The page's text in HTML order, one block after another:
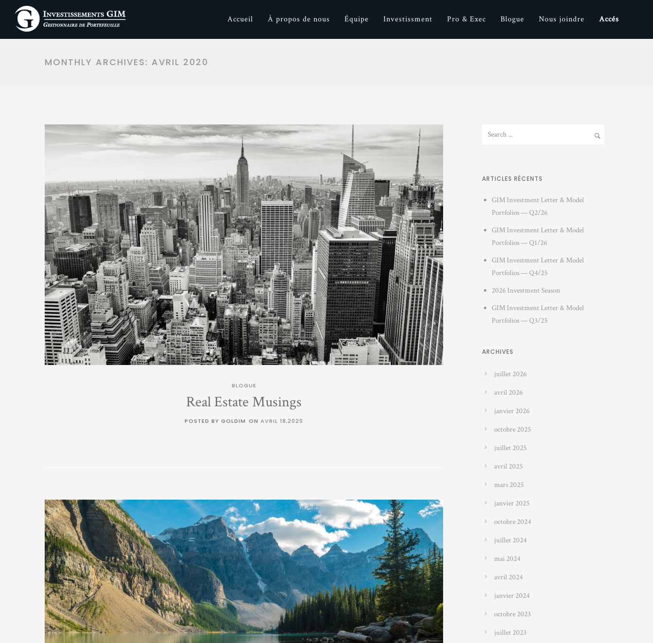
Accueil À propos de nous Équipe Investissment Pro & Exec Blogue Nous joindre Accés
MONTHLY ARCHIVES: AVRIL 2020
BLOGUE
Real Estate Musings
POSTED BY GOLDIM ON AVRIL 18,2020
ARTICLES RÉCENTS
GIM Investment Letter & Model
Portfolios — Q2/26
GIM Investment Letter & Model
Portfolios — Q1/26
GIM Investment Letter & Model
Portfolios — Q4/25
2026 Investment Season
GIM Investment Letter & Model
Portfolios — Q3/25
ARCHIVES
juillet 2026
avril 2026
janvier 2026
octobre 2025
juillet 2025
avril 2025
mars 2025
janvier 2025
octobre 2024
juillet 2024
mai 2024
avril 2024
janvier 2024
octobre 2023
juillet 2023